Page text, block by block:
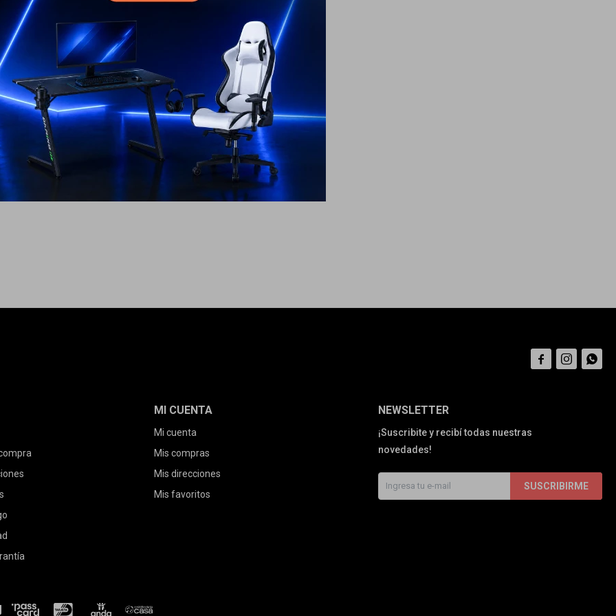
SL-
USD 71
PAÍS
NEWSLETTER
¡Suscribite y recibí todas nuestras
novedades!
SUSCRIBIRME
MI CUENTA
Mi cuenta
Mis compras
Mis direcciones
Mis favoritos
  